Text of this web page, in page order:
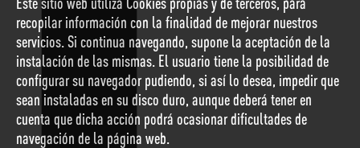
recopilar información con la finalidad de mejorar nuestros
servicios. Si continua navegando, supone la aceptación de la
instalación de las mismas. El usuario tiene la posibilidad de
configurar su navegador pudiendo, si así lo desea, impedir que
sean instaladas en su disco duro, aunque deberá tener en
cuenta que dicha acción podrá ocasionar dificultades de
navegación de la página web.